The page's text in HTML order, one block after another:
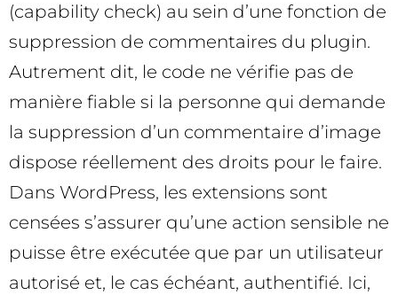
(capability check) au sein d’une fonction de
suppression de commentaires du plugin.
Autrement dit, le code ne vérifie pas de
manière fiable si la personne qui demande
la suppression d’un commentaire d’image
dispose réellement des droits pour le faire.
Dans WordPress, les extensions sont
censées s’assurer qu’une action sensible ne
puisse être exécutée que par un utilisateur
autorisé et, le cas échéant, authentifié. Ici,